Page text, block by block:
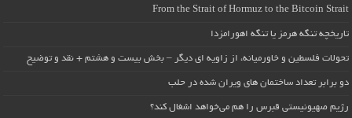
From the Strait of Hormuz to the Bitcoin Strait
تاریخچه تنگه هرمز یا تنگه اهورامزدا
تحولات فلسطین و خاورمیانه، از زاویه ای دیگر – بخش بیست و هشتم + نقد و توضیح
دو برابر تعداد ساختمان های ویران شده در حلب
رژیم صهیونیستی قبرس را هم می‌خواهد اشغال کند؟